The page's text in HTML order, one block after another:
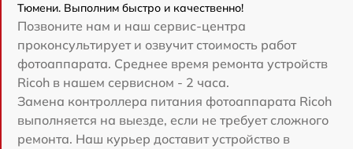
Тюмени. Выполним быстро и качественно!
Позвоните нам и наш сервис-центра
проконсультирует и озвучит стоимость работ
фотоаппарата. Среднее время ремонта устройств
Ricoh в нашем сервисном - 2 часа.
Замена контроллера питания фотоаппарата Ricoh
выполняется на выезде, если не требует сложного
ремонта. Наш курьер доставит устройство в